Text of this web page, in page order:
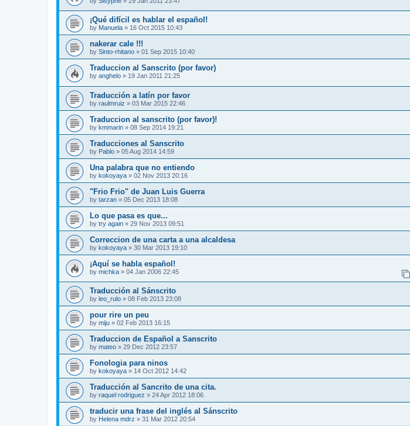
¡Qué difícil es hablar el español!
by Manuela » 16 Oct 2015 10:43
nakerar cale !!!
by Sinto-rhitano » 01 Sep 2015 10:40
Traduccion al Sanscrito (por favor)
by anghelo » 19 Jan 2011 21:25
Traducción a latín por favor
by raulmruiz » 03 Mar 2015 22:46
Traduccion al sanscrito (por favor)!
by kmmarin » 08 Sep 2014 19:21
Traducciones al Sanscrito
by Pablo » 05 Aug 2014 14:59
Una palabra que no entiendo
by kokoyaya » 02 Nov 2013 20:16
"Frio Frio" de Juan Luis Guerra
by tarzan » 05 Dec 2013 18:08
Lo que pasa es que...
by try again » 29 Nov 2013 09:51
Correccion de una carta a una alcaldesa
by kokoyaya » 30 Mar 2013 19:10
¡Aquí se habla español!
by michka » 04 Jan 2006 22:45
Traducción al Sánscrito
by leo_rulo » 08 Feb 2013 23:08
pour rire un peu
by miju » 02 Feb 2013 16:15
Traduccion de Español a Sanscrito
by mateo » 29 Dec 2012 23:57
Fonologia para ninos
by kokoyaya » 14 Oct 2012 14:42
Traducción al Sancrito de una cita.
by raquel rodriguez » 24 Apr 2012 18:06
traducir una frase del inglés al Sánscrito
by Helena mdrz » 31 Mar 2012 20:54